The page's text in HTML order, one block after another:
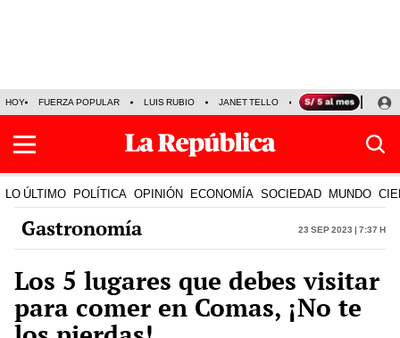
HOY FUERZA POPULAR LUIS RUBIO JANET TELLO NALDY SALDAÑA
LO ÚLTIMO POLÍTICA OPINIÓN ECONOMÍA SOCIEDAD MUNDO
Gastronomía 23 Sep 2023 | 7:37 h
Los 5 lugares que debes visitar
para comer en Comas, ¡No te